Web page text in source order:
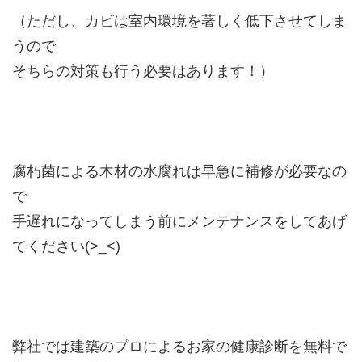
（ただし、カビは室内環境を著しく低下させてしま
うので
そちらの対策も行う必要はあります！）
腐朽菌による木材の水腐れは早急に補修が必要なの
で
手遅れになってしまう前にメンテナンスをしてあげ
てください(>_<)
弊社では建築のプロによるお家の健康診断を無料で